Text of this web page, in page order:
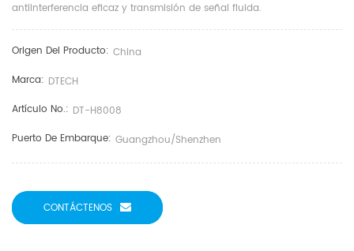
antiinterferencia eficaz y transmisión de señal fluida.
Origen Del Producto: China
Marca: DTECH
Artículo No.: DT-H8008
Puerto De Embarque: Guangzhou/Shenzhen
CONTÁCTENOS